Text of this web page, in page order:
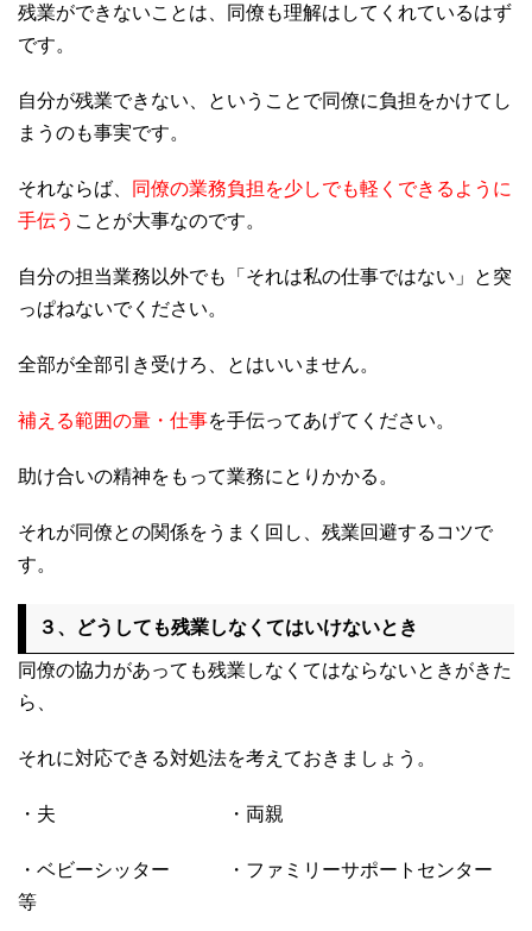
残業ができないことは、同僚も理解はしてくれているはず
です。
自分が残業できない、ということで同僚に負担をかけてし
まうのも事実です。
それならば、
同僚の業務負担を少しでも軽くできるように
手伝う ことが大事なのです。
自分の担当業務以外でも「それは私の仕事ではない」と突
っぱねないでください。
全部が全部引き受けろ、とはいいません。
補える範囲の量・仕事を手伝ってあげてください。
助け合いの精神をもって業務にとりかかる。
それが同僚との関係をうまく回し、残業回避するコツで
す。
３、どうしても残業しなくてはいけないとき
同僚の協力があっても残業しなくてはならないときがきた
ら、
それに対応できる対処法を考えておきましょう。
・夫 ・両親
・ベビーシッター ・ファミリーサポートセンター
等